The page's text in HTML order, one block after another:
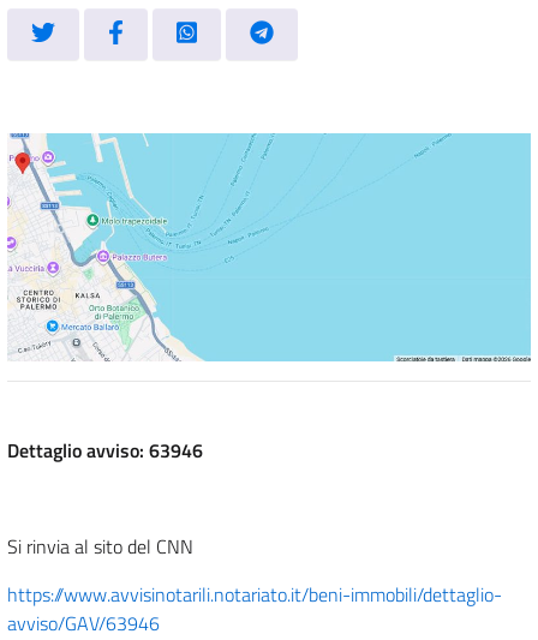
Dettaglio avviso: 63946
Si rinvia al sito del CNN
https://www.avvisinotarili.notariato.it/beni-immobili/dettaglio-
avviso/GAV/63946